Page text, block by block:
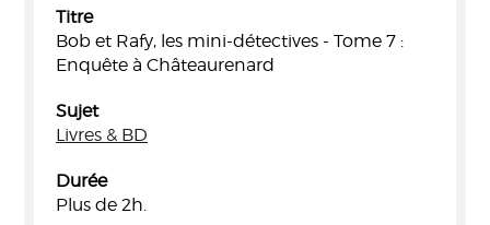
Titre
Bob et Rafy, les mini-détectives - Tome 7 :
Enquête à Châteaurenard
Sujet
Livres & BD
Durée
Plus de 2h.